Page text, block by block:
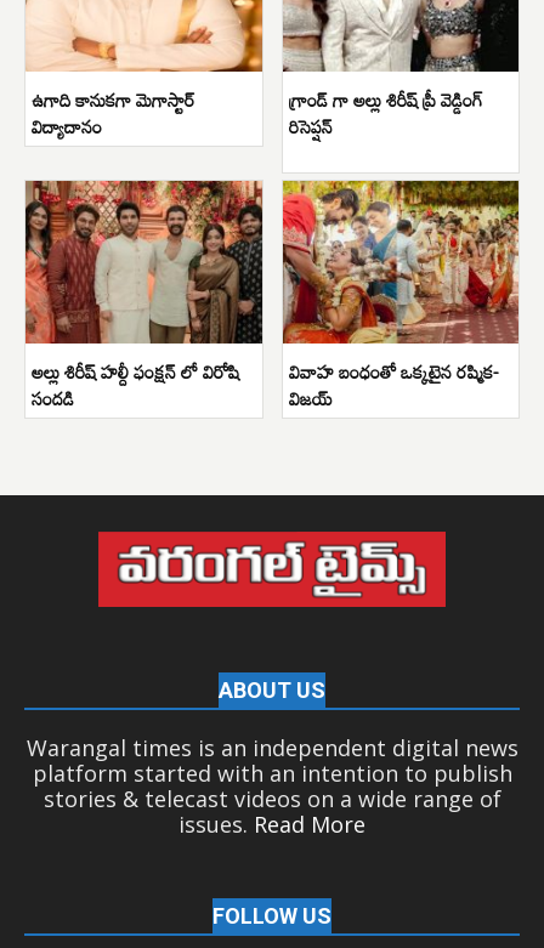
ఉగాది కానుకగా మెగాస్టార్
విద్యాదానం
గ్రాండ్ గా అల్లు శిరీష్ ప్రీ వెడ్డింగ్
రిసెప్షన్
అల్లు శిరీష్ హల్దీ ఫంక్షన్ లో విరోషి
సందడి
వివాహ బంధంతో ఒక్కటైన రష్మిక-
విజయ్
ABOUT US
Warangal times is an independent digital news
platform started with an intention to publish
stories & telecast videos on a wide range of
issues. Read More
FOLLOW US